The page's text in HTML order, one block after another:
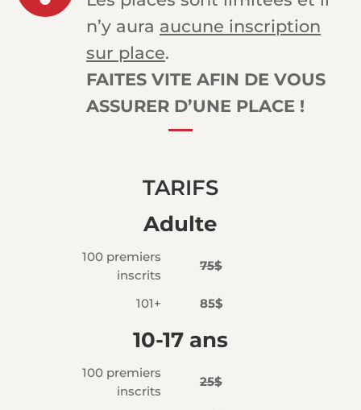
n’y aura aucune inscription
sur place.
FAITES VITE AFIN DE VOUS
ASSURER D’UNE PLACE !
TARIFS
Adulte
100 premiers
inscrits
75$
101+ 85$
10-17 ans
100 premiers
inscrits
25$